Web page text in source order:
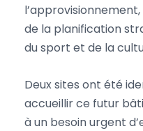
de la planification
du sport et de la
Deux sites ont été
accueillir ce futur
à un besoin urgent